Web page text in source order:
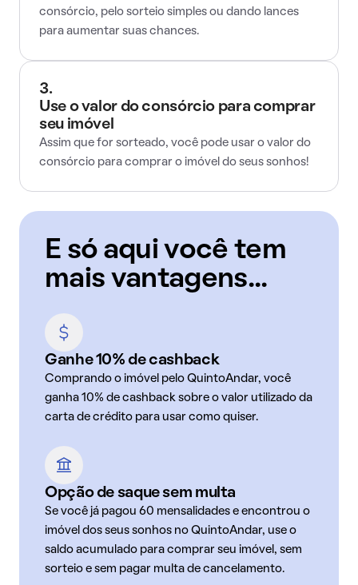
consórcio, pelo sorteio simples ou dando lances
para aumentar suas chances.
3.
Use o valor do consórcio para comprar
seu imóvel
Assim que for sorteado, você pode usar o valor do
consórcio para comprar o imóvel do seus sonhos!
E só aqui você tem
mais vantagens...
Ganhe 10% de cashback
Comprando o imóvel pelo QuintoAndar, você
ganha 10% de cashback sobre o valor utilizado da
carta de crédito para usar como quiser.
Opção de saque sem multa
Se você já pagou 60 mensalidades e encontrou o
imóvel dos seus sonhos no QuintoAndar, use o
saldo acumulado para comprar seu imóvel, sem
sorteio e sem pagar multa de cancelamento.